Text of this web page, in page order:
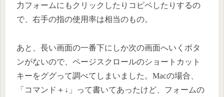
力フォームにもクリックしたりコピペしたりするの
で、右手の指の使用率は相当のもの。
あと、長い画面の一番下にしか次の画面へいくボタ
ンがないので、ページスクロールのショートカット
キーをググって調べてしまいました。Macの場合、
「コマンド＋↓」って書いてあったけど、フォームの